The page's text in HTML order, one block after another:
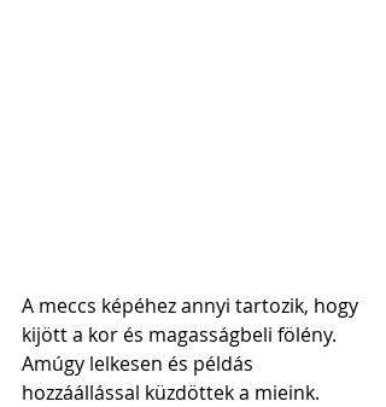
A meccs képéhez annyi tartozik, hogy
kijött a kor és magasságbeli fölény.
Amúgy lelkesen és példás
hozzáállással küzdöttek a mieink.